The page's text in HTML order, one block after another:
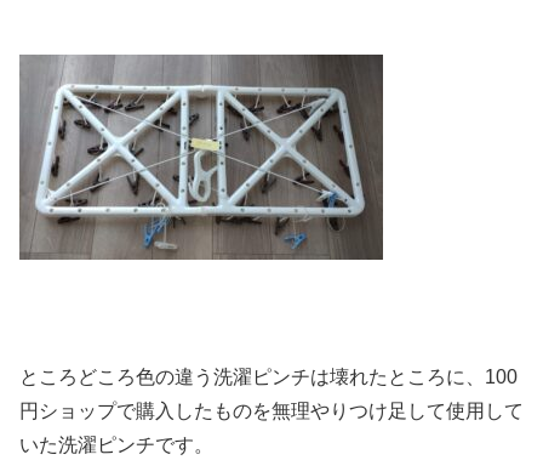
ところどころ色の違う洗濯ピンチは壊れたところに、100
円ショップで購入したものを無理やりつけ足して使用して
いた洗濯ピンチです。